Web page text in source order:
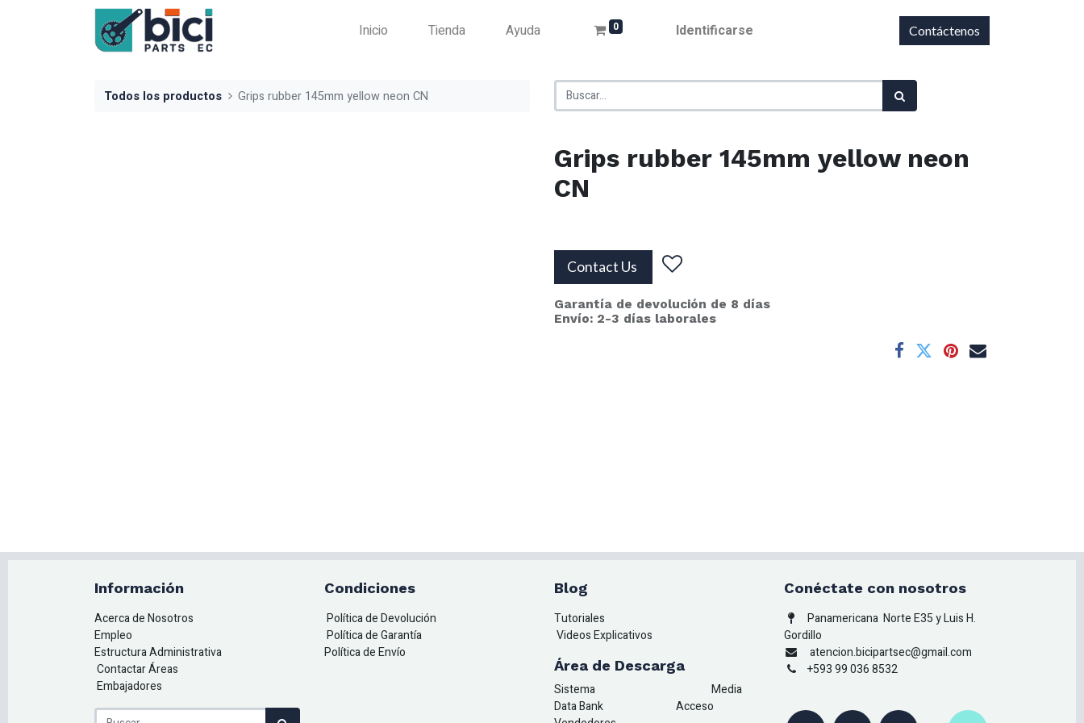
Inicio Tienda Ayuda 0 Identificarse Contáctenos
Todos los productos Grips rubber 145mm yellow neon CN
Grips rubber 145mm yellow neon
CN
Contact Us
Garantía de devolución de 8 días
Envío: 2-3 días laborales
Información
Acerca de Nosotros
Empleo
Estructura Administrativa
Contactar Áreas
Embajadores
Condiciones
Política de Devolución
Política de Garantía
Política de Envío
Blog
Tutoriales
Videos Explicativos
Área de Descarga
Sistema
Media
Data Bank
Acceso
Conéctate con nosotros
Panamericana Norte E35 y Luis H.
Gordillo
atencion.bicipartsec@gmail.com
+593 99 036 8532